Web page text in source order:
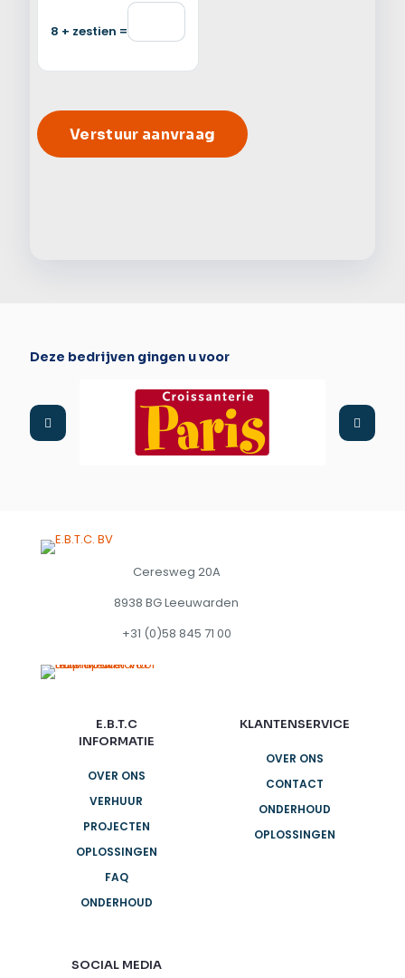
8 + zestien =
Deze bedrijven gingen u voor
Ceresweg 20A
8938 BG Leeuwarden
+31 (0)58 845 71 00
E.B.T.C
INFORMATIE
OVER ONS
VERHUUR
PROJECTEN
OPLOSSINGEN
FAQ
ONDERHOUD
KLANTENSERVICE
OVER ONS
CONTACT
ONDERHOUD
OPLOSSINGEN
SOCIAL MEDIA